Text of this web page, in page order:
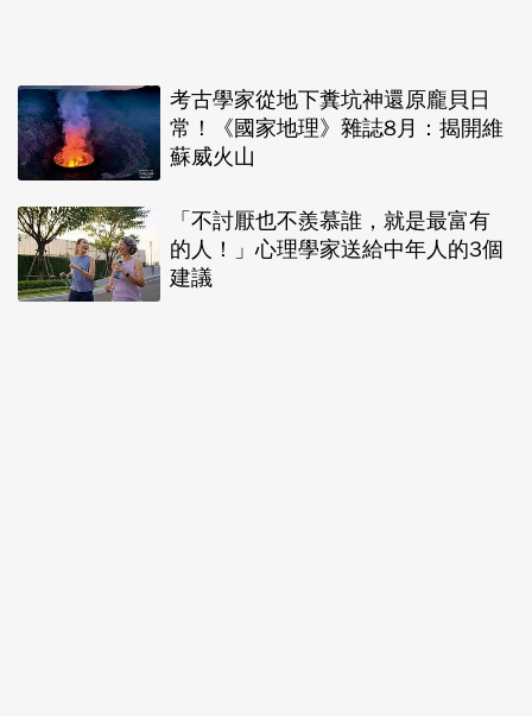
考古學家從地下糞坑神還原龐貝日
常！《國家地理》雜誌8月：揭開維
蘇威火山
「不討厭也不羨慕誰，就是最富有
的人！」心理學家送給中年人的3個
建議